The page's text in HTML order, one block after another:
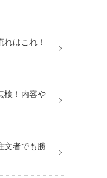
はこれ！
検！内容や
文者でも勝